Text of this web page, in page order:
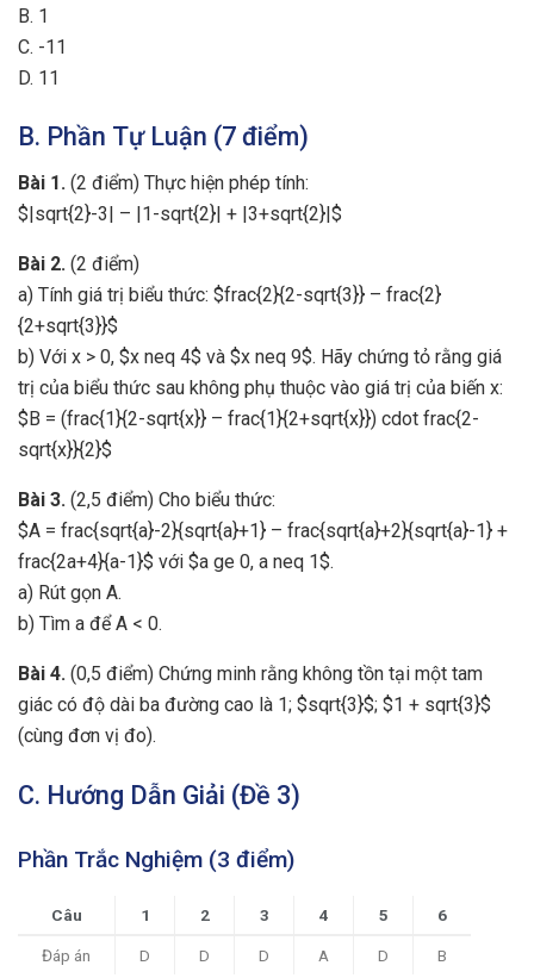
B. 1
C. -11
D. 11
B. Phần Tự Luận (7 điểm)
Bài 1. (2 điểm) Thực hiện phép tính:
$|sqrt{2}-3| – |1-sqrt{2}| + |3+sqrt{2}|$
Bài 2. (2 điểm)
a) Tính giá trị biểu thức: $frac{2}{2-sqrt{3}} – frac{2}
{2+sqrt{3}}$
b) Với x > 0, $x neq 4$ và $x neq 9$. Hãy chứng tỏ rằng giá
trị của biểu thức sau không phụ thuộc vào giá trị của biến x:
$B = (frac{1}{2-sqrt{x}} – frac{1}{2+sqrt{x}}) cdot frac{2-
sqrt{x}}{2}$
Bài 3. (2,5 điểm) Cho biểu thức:
$A = frac{sqrt{a}-2}{sqrt{a}+1} – frac{sqrt{a}+2}{sqrt{a}-1} +
frac{2a+4}{a-1}$ với $a ge 0, a neq 1$.
a) Rút gọn A.
b) Tìm a để A < 0.
Bài 4. (0,5 điểm) Chứng minh rằng không tồn tại một tam
giác có độ dài ba đường cao là 1; $sqrt{3}$; $1 + sqrt{3}$
(cùng đơn vị đo).
C. Hướng Dẫn Giải (Đề 3)
Phần Trắc Nghiệm (3 điểm)
Câu 1 2 3 4 5 6
Đáp án D D D A D B